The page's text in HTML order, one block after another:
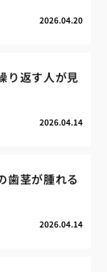
2026.04.20
り返す人が見
2026.04.14
歯茎が腫れる
2026.04.14